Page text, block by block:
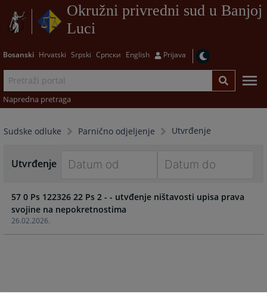
Okružni privredni sud u Banjoj
Luci
Bosanski Hrvatski Srpski Српски English Prijava
Napredna pretraga
Sudske odluke Parnično odjeljenje Utvrđenje
Utvrđenje
forward
to
with
select
forward
with
select
26.02.2026.
57 0 Ps 122326 22 Ps 2 - - utvđenje ništavosti upisa prava
svojine na nepokretnostima